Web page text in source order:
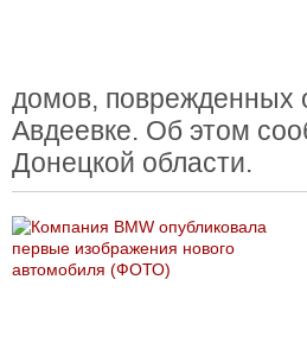
домов, поврежденных
Авдеевке. Об этом
Донецкой области.